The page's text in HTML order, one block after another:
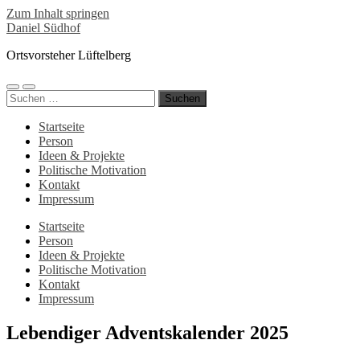
Zum Inhalt springen
Daniel Südhof
Ortsvorsteher Lüftelberg
Mobile-
Menü
Suchfeld
ein-/ausblenden
Suchen
nach:
Startseite
Person
Ideen & Projekte
Politische Motivation
Kontakt
Impressum
Startseite
Person
Ideen & Projekte
Politische Motivation
Kontakt
Impressum
Lebendiger Adventskalender 2025